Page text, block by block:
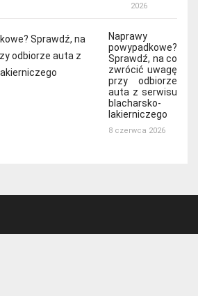
2026
Naprawy
powypadkowe?
Sprawdź, na co
zwrócić uwagę
przy odbiorze
auta z serwisu
blacharsko-
lakierniczego
8 czerwca 2026